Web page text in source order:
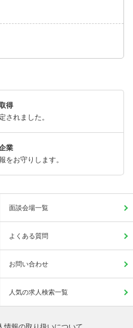
得
されました。
業
をお守りします。
面談会場一覧
よくある質問
お問い合わせ
人気の求人検索一覧